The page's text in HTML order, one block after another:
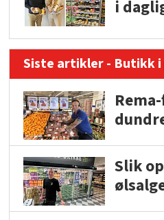
i
Siste artikler - Butikk i
Slik